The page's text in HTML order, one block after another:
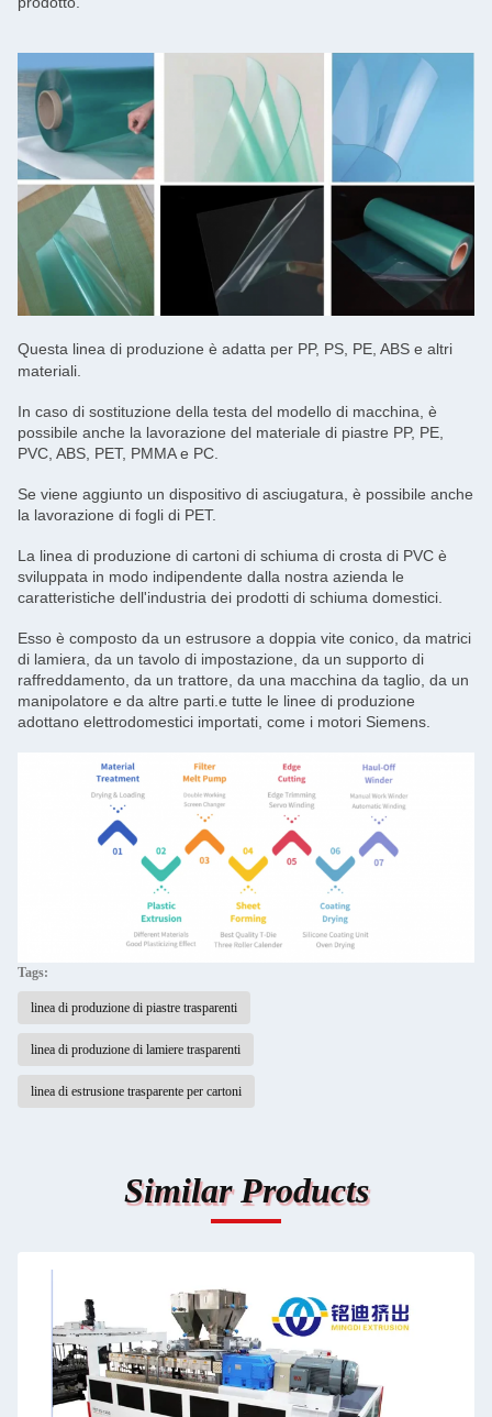
Questa linea di produzione è adatta per PP, PS, PE, ABS e altri
materiali.
In caso di sostituzione della testa del modello di macchina, è
possibile anche la lavorazione del materiale di piastre PP, PE,
PVC, ABS, PET, PMMA e PC.
Se viene aggiunto un dispositivo di asciugatura, è possibile anche
la lavorazione di fogli di PET.
La linea di produzione di cartoni di schiuma di crosta di PVC è
sviluppata in modo indipendente dalla nostra azienda le
caratteristiche dell'industria dei prodotti di schiuma domestici.
Esso è composto da un estrusore a doppia vite conico, da matrici
di lamiera, da un tavolo di impostazione, da un supporto di
raffreddamento, da un trattore, da una macchina da taglio, da un
manipolatore e da altre parti.e tutte le linee di produzione
adottano elettrodomestici importati, come i motori Siemens.
Tags:
linea di produzione di piastre trasparenti
linea di produzione di lamiere trasparenti
linea di estrusione trasparente per cartoni
Similar Products